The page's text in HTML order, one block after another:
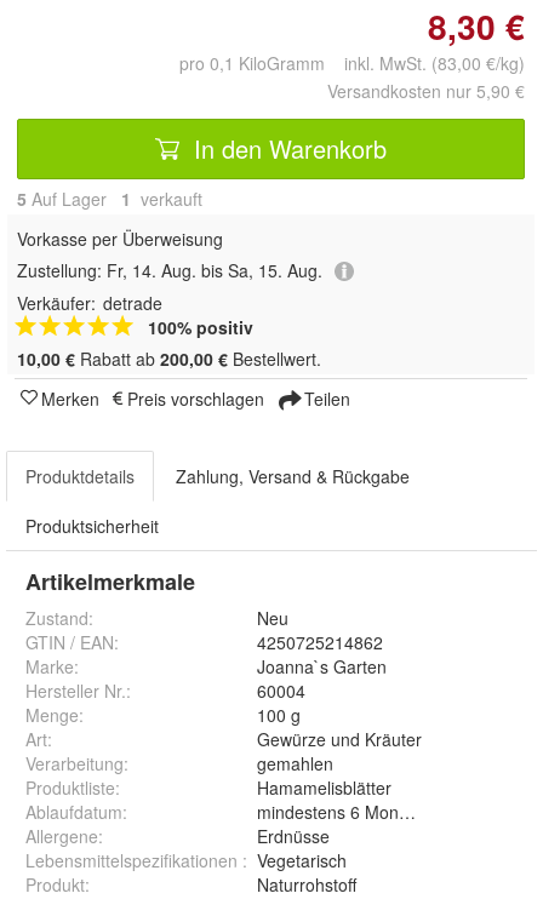
8,30 €
pro 0,1 KiloGramm inkl. MwSt. (83,00 €/kg)
Versandkosten nur 5,90 €
In den Warenkorb
5 Auf Lager 1 verkauft
Vorkasse per Überweisung
Zustellung: Fr, 14. Aug. bis Sa, 15. Aug.
Verkäufer: detrade
100% positiv
10,00 € Rabatt ab 200,00 € Bestellwert.
Merken
Preis vorschlagen Teilen
Produktdetails Zahlung, Versand & Rückgabe
Produktsicherheit
Artikelmerkmale
Zustand:
Neu
GTIN / EAN:
4250725214862
Marke:
Joanna`s Garten
Hersteller Nr.:
60004
Menge:
100 g
Art:
Gewürze und Kräuter
Verarbeitung:
gemahlen
Produktliste:
Hamamelisblätter
Ablaufdatum:
mindestens 6 Monate ab
Allergene:
Erdnüsse
Lebensmittelspezifikationen : Vegetarisch
Produkt: Naturrohstoff